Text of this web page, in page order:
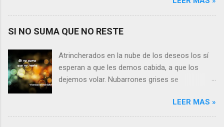
razones pierden el sentido, y las respuestas se
alejan tan distantes que no alcanzamos a
distinguirlas. ¿Es qué a caso alguien merece
nuestras lágrimas?, quizás quien esté
Por otra parte, si nos ponemos a pensar en
algún momento de la vida todos hemos sufrido
por causa de una persona. Entonces ¿cómo
SI NO SUMA QUE NO RESTE
Atrincherados en la nube de los deseos los sí
esperan a que les demos cabida, a que los
dejemos volar. Nubarrones grises se
indecisión, o simplemente por no ver con
claridad el camino a seguir. Lo claro es que si
LEER MAS »